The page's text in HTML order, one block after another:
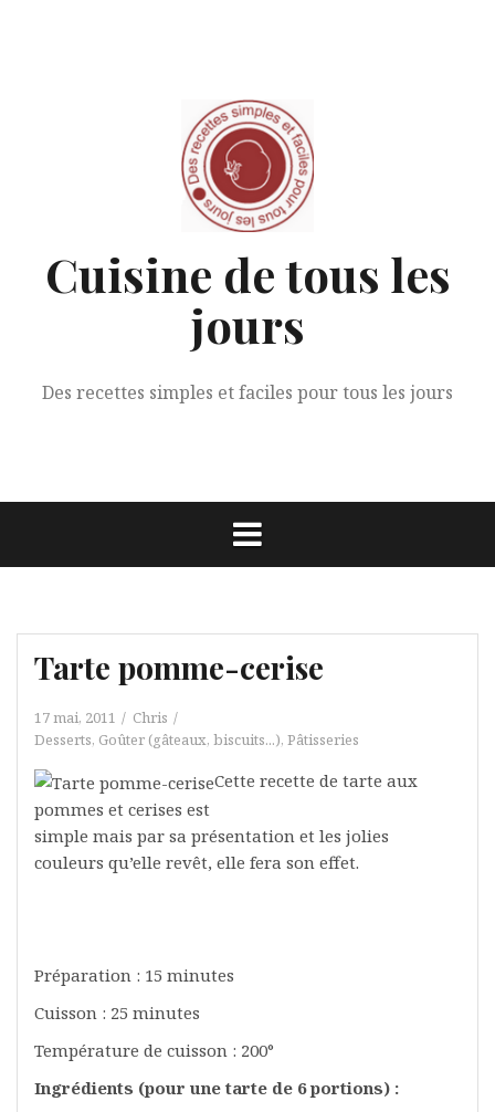
Cuisine de tous les
jours
Des recettes simples et faciles pour tous les jours
Tarte pomme-cerise
17 mai, 2011
Chris
Desserts, Goûter (gâteaux, biscuits...), Pâtisseries
Cette recette de tarte aux
pommes et cerises est
simple mais par sa présentation et les jolies
couleurs qu’elle revêt, elle fera son effet.
Préparation : 15 minutes
Cuisson : 25 minutes
Température de cuisson : 200°
Ingrédients (pour une tarte de 6 portions) :